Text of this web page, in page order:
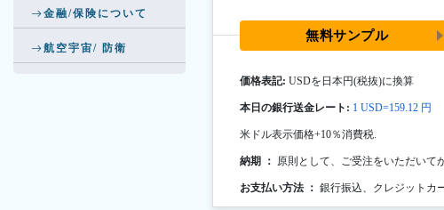
金融/保険について
航空宇宙/ 防衛
無料サンプル
価格表記: USDを日本円(税抜)に換算
本日の銀行送金レート: 1 USD=159.12 円
米ドル表示価格+10％消費税.
納期 ： 原則として、ご受注をいただいて
お支払い方法 ： 銀行振込、クレジットカ